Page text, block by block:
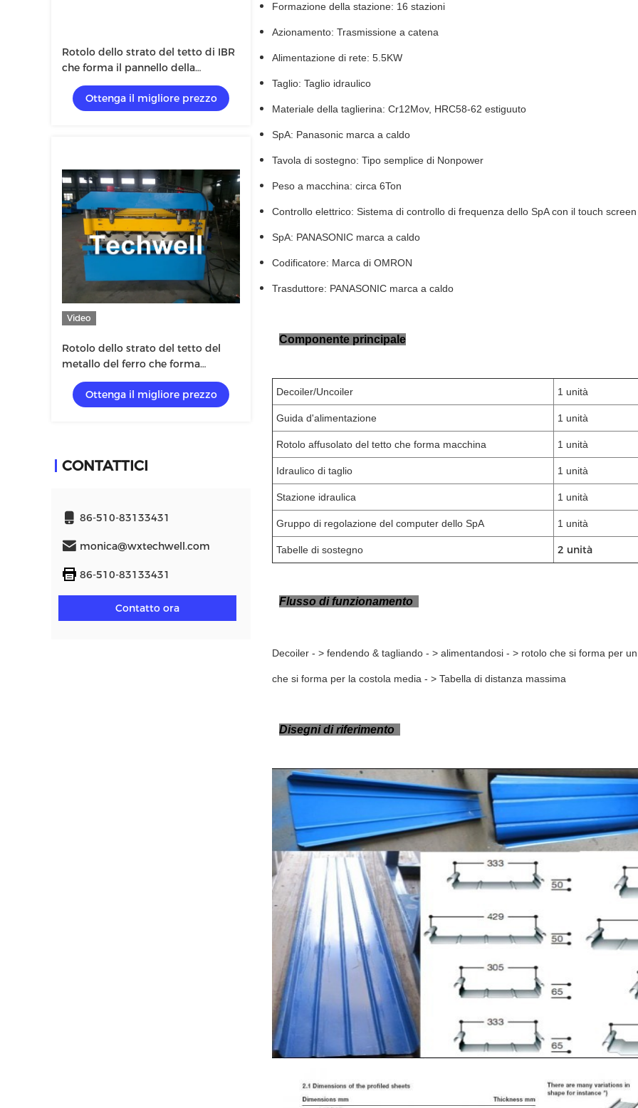
Rotolo dello strato del tetto di IBR
che forma il pannello della
macchina/IBR che forma macchina
per la fabbricazione del
rivestimento della parete del tetto
Ottenga il migliore prezzo
Video
Rotolo dello strato del tetto del
metallo del ferro che forma
macchina con Uncoiler manuale o
idraulico
Ottenga il migliore prezzo
CONTATTICI
86-510-83133431
monica@wxtechwell.com
86-510-83133431
Contatto ora
Formazione della stazione: 16 stazioni
Azionamento: Trasmissione a catena
Alimentazione di rete: 5.5KW
Taglio: Taglio idraulico
Materiale della taglierina: Cr12Mov, HRC58-62 estiguuto
SpA: Panasonic marca a caldo
Tavola di sostegno: Tipo semplice di Nonpower
Peso a macchina: circa 6Ton
Controllo elettrico: Sistema di controllo di frequenza dello SpA con il touch screen
SpA: PANASONIC marca a caldo
Codificatore: Marca di OMRON
Trasduttore: PANASONIC marca a caldo
Componente principale
Decoiler/Uncoiler 1 unità
Guida d'alimentazione 1 unità
Rotolo affusolato del tetto che forma macchina 1
Idraulico di taglio 1 unità
Stazione idraulica 1 unità
Gruppo di regolazione del computer dello SpA 1 unità
Tabelle di sostegno 2 unità
Flusso di funzionamento
Decoiler - > fendendo & tagliando - > alimentandosi - > rotolo che si forma per
che si forma per la costola media - > Tabella di distanza massima
Disegni di riferimento